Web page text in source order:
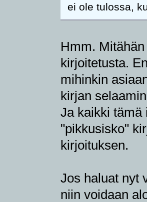
ei ole tulossa,
Hmm.
kirjoitetusta.
mihinkin
kirjan
Ja kaikki tämä
"pikkusisko"
kirjoituksen.
Jos haluat nyt
niin voidaan